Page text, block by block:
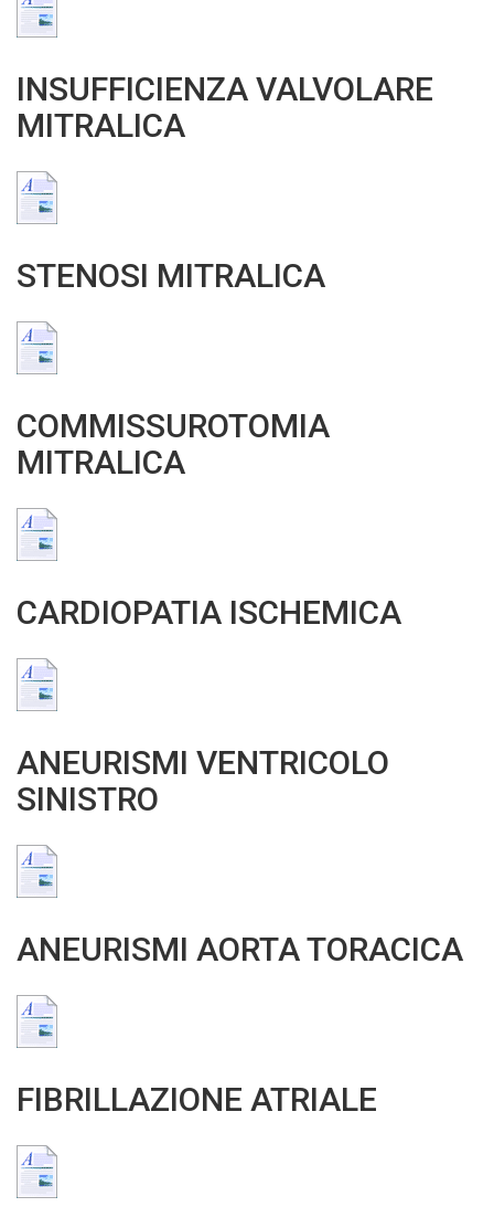
INSUFFICIENZA VALVOLARE
MITRALICA
STENOSI MITRALICA
COMMISSUROTOMIA
MITRALICA
CARDIOPATIA ISCHEMICA
ANEURISMI VENTRICOLO
SINISTRO
ANEURISMI AORTA TORACICA
FIBRILLAZIONE ATRIALE